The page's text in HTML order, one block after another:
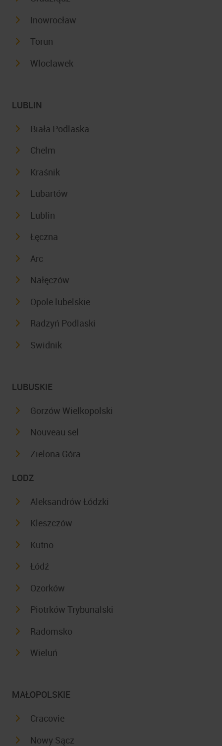
Inowrocław
Torun
Wloclawek
LUBLIN
Biała Podlaska
Chelm
Kraśnik
Lubartów
Lublin
Łęczna
Arc
Nałęczów
Opole lubelskie
Radzyń Podlaski
Swidnik
LUBUSKIE
Gorzów Wielkopolski
Nouveau sel
Zielona Góra
LODZ
Aleksandrów Łódzki
Kleszczów
Kutno
Łódź
Ozorków
Piotrków Trybunalski
Radomsko
Wieluń
MAŁOPOLSKIE
Cracovie
Nowy Sącz